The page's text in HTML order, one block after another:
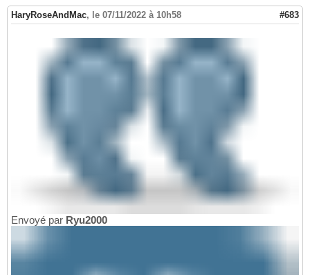
HaryRoseAndMac, le 07/11/2022 à 10h58 #683
Envoyé par Ryu2000